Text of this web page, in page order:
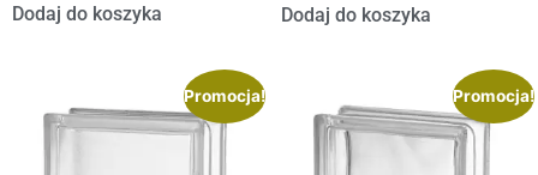
Dodaj do koszyka Dodaj do koszyka
Promocja! Promocja!